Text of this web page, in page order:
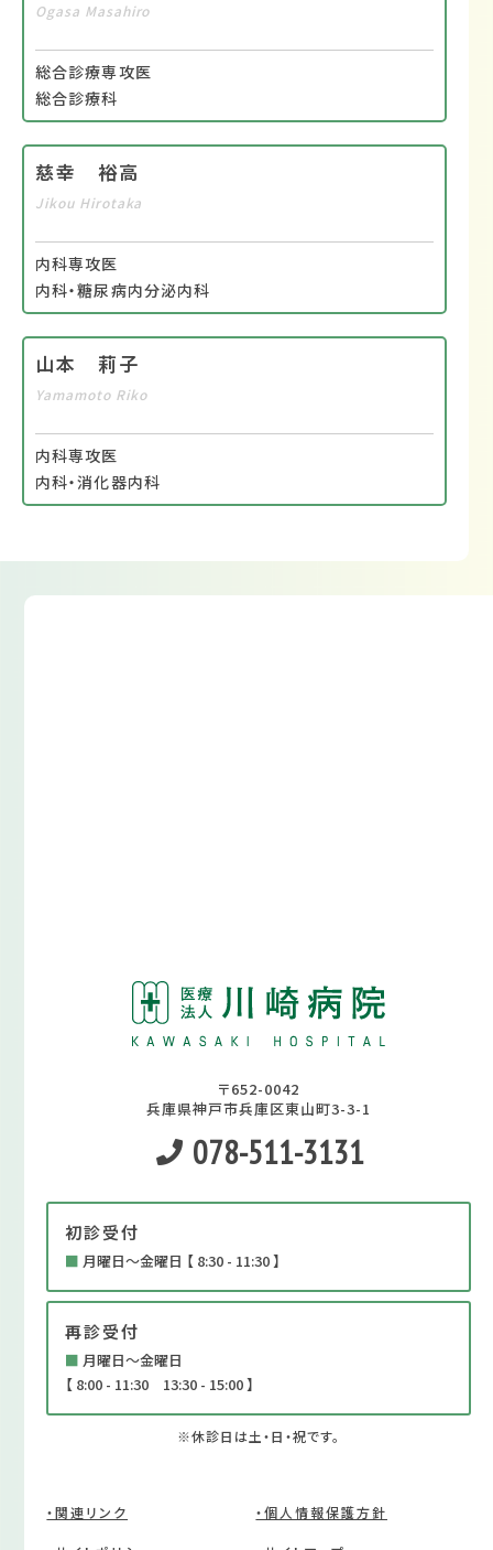
Ogasa Masahiro
総合診療専攻医
総合診療科
慈幸 裕高
Jikou Hirotaka
内科専攻医
内科・糖尿病内分泌内科
山本 莉子
Yamamoto Riko
内科専攻医
内科・消化器内科
〒652-0042
兵庫県神戸市兵庫区東山町3-3-1
078-511-3131
初診受付
■ 月曜日～金曜日 【 8:30 - 11:30 】
再診受付
■ 月曜日～金曜日
【 8:00 - 11:30 13:30 - 15:00 】
※休診日は土・日・祝です。
・関連リンク ・個人情報保護方針